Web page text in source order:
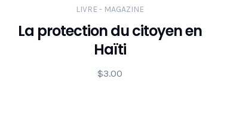
LIVRE - MAGAZINE
La protection du citoyen en
Haïti
$3.00